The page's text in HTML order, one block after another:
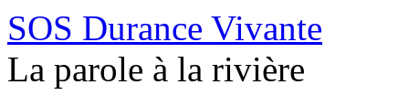
SOS Durance Vivante
La parole à la rivière